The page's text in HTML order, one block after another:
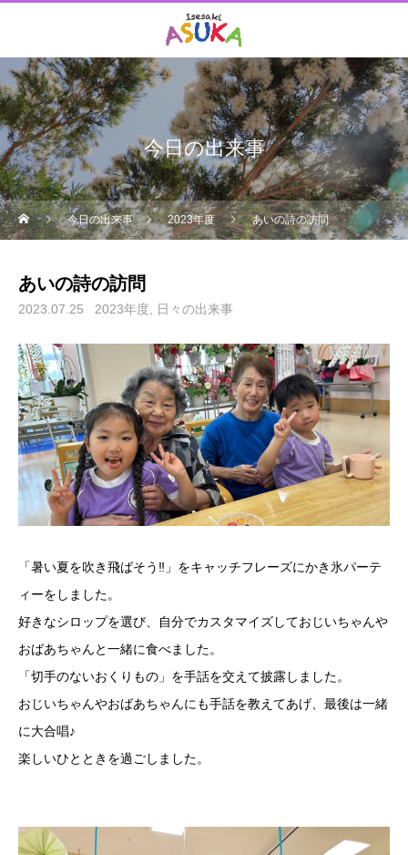
今日の出来事
今日の出来事 2023年度 あいの詩の訪問
あいの詩の訪問
2023.07.25 2023年度 日々の出来事
「暑い夏を吹き飛ばそう‼︎」をキャッチフレーズにかき氷パーテ
ィーをしました。
好きなシロップを選び、自分でカスタマイズしておじいちゃんや
おばあちゃんと一緒に食べました。
「切手のないおくりもの」を手話を交えて披露しました。
おじいちゃんやおばあちゃんにも手話を教えてあげ、最後は一緒
に大合唱♪
楽しいひとときを過ごしました。